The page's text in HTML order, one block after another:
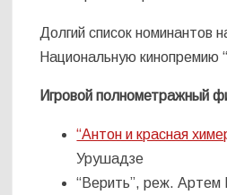
Долгий список номинантов
Национальную кинопремию
Игровой полнометражный
“Антон и красная
Урушадзе
“Верить”, реж. Артем